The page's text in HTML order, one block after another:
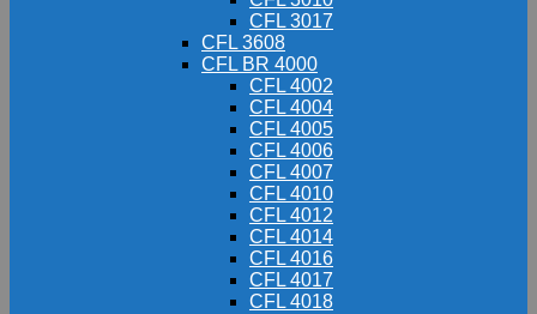
CFL 3017
CFL 3608
CFL BR 4000
CFL 4002
CFL 4004
CFL 4005
CFL 4006
CFL 4007
CFL 4010
CFL 4012
CFL 4014
CFL 4016
CFL 4017
CFL 4018